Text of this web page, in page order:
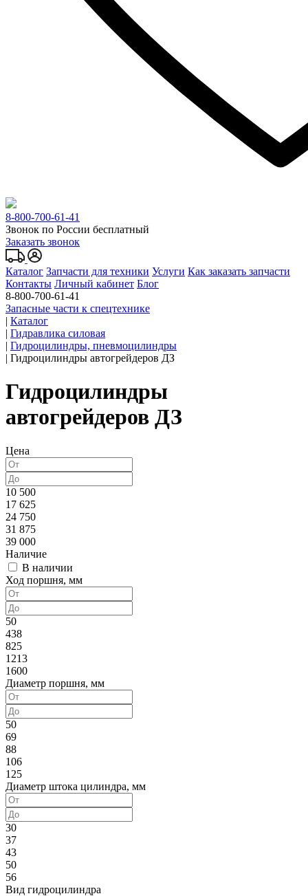
8-800-700-61-41
Звонок по России бесплатный
Заказать звонок
Каталог Запчасти для техники Услуги Как заказать запчасти
Контакты Личный кабинет Блог
8-800-700-61-41
Запасные части к спецтехнике
| Каталог
| Гидравлика силовая
| Гидроцилиндры, пневмоцилиндры
| Гидроцилиндры автогрейдеров ДЗ
Гидроцилиндры
автогрейдеров ДЗ
Цена
10 500
17 625
24 750
31 875
39 000
Наличие
В наличии
Ход поршня, мм
50
438
825
1213
1600
Диаметр поршня, мм
50
69
88
106
125
Диаметр штока цилиндра, мм
30
37
43
50
56
Вид гидроцилиндра